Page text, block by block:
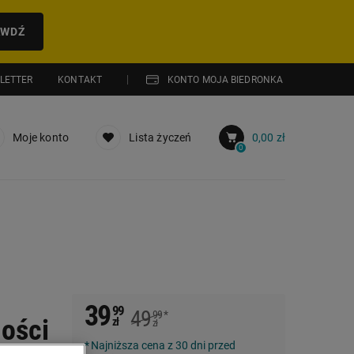
KONTAKT KONTO MOJA BIEDRONKA
Moje konto Lista życzeń
0
0,00 zł
3999
zł 4999
zł
*
Najniższa cena z 30 dni przed